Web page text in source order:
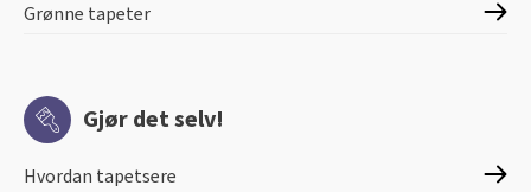
Grønne tapeter
Gjør det selv!
Hvordan tapetsere